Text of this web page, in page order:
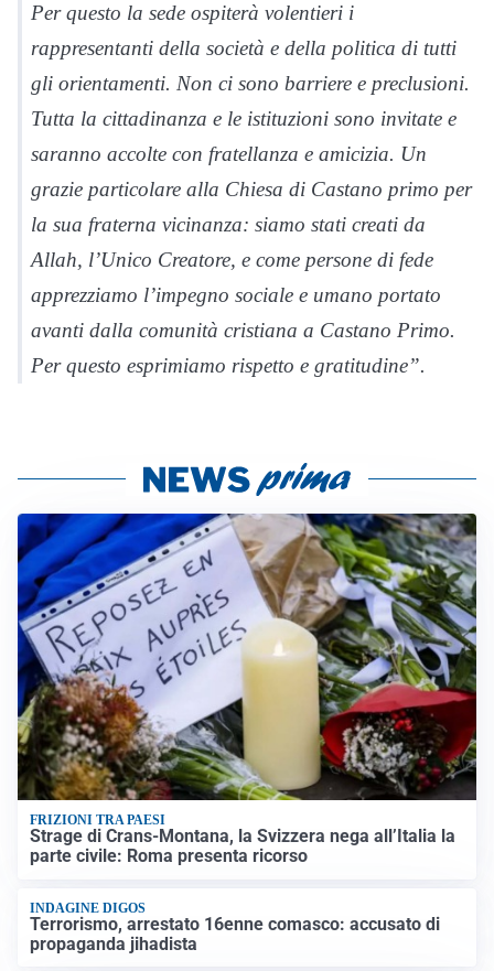
Per questo la sede ospiterà volentieri i
rappresentanti della società e della politica di tutti
gli orientamenti. Non ci sono barriere e preclusioni.
Tutta la cittadinanza e le istituzioni sono invitate e
saranno accolte con fratellanza e amicizia. Un
grazie particolare alla Chiesa di Castano primo per
la sua fraterna vicinanza: siamo stati creati da
Allah, l’Unico Creatore, e come persone di fede
apprezziamo l’impegno sociale e umano portato
avanti dalla comunità cristiana a Castano Primo.
Per questo esprimiamo rispetto e gratitudine”.
FRIZIONI TRA PAESI
Strage di Crans-Montana, la Svizzera nega all’Italia la
parte civile: Roma presenta ricorso
INDAGINE DIGOS
Terrorismo, arrestato 16enne comasco: accusato di
propaganda jihadista